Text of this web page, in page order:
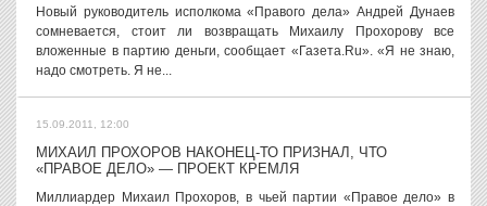
Новый руководитель исполкома «Правого дела» Андрей Дунаев
сомневается, стоит ли возвращать Михаилу Прохорову все
вложенные в партию деньги, сообщает «Газета.Ru». «Я не знаю,
надо смотреть. Я не...
15.09.2011, 12:00
МИХАИЛ ПРОХОРОВ НАКОНЕЦ-ТО ПРИЗНАЛ, ЧТО
«ПРАВОЕ ДЕЛО» — ПРОЕКТ КРЕМЛЯ
Миллиардер Михаил Прохоров, в чьей партии «Правое дело» в